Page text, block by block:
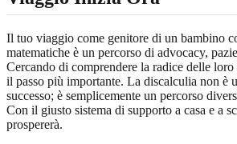
Il tuo viaggio come genitore di un bambino
matematiche è un percorso di advocacy,
Cercando di comprendere la radice delle
il passo più importante. La discalculia non è
successo; è semplicemente un percorso
Con il giusto sistema di supporto a casa e a
prospererà.